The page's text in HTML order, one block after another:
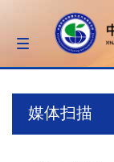
Toggle
navigation
媒体扫描